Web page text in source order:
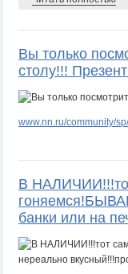
Вы только
столу!!!
www.nn.ru/community/
В
банки или на